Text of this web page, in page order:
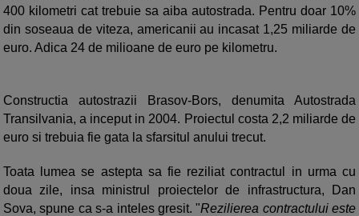
400 kilometri cat trebuie sa aiba autostrada. Pentru doar 10%
din soseaua de viteza, americanii au incasat 1,25 miliarde de
euro. Adica 24 de milioane de euro pe kilometru.
Constructia autostrazii Brasov-Bors, denumita Autostrada
Transilvania, a inceput in 2004. Proiectul costa 2,2 miliarde de
euro si trebuia fie gata la sfarsitul anului trecut.
Toata lumea se astepta sa fie reziliat contractul in urma cu
doua zile, insa ministrul proiectelor de infrastructura, Dan
Sova, spune ca s-a inteles gresit. "Rezilierea contractului este